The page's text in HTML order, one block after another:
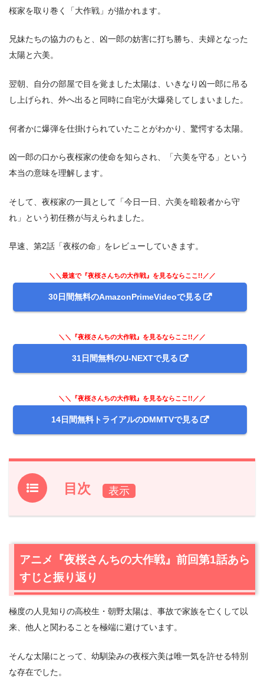
桜家を取り巻く「大作戦」が描かれます。
兄妹たちの協力のもと、凶一郎の妨害に打ち勝ち、夫婦となった
太陽と六美。
翌朝、自分の部屋で目を覚ました太陽は、いきなり凶一郎に吊る
し上げられ、外へ出ると同時に自宅が大爆発してしまいました。
何者かに爆弾を仕掛けられていたことがわかり、驚愕する太陽。
凶一郎の口から夜桜家の使命を知らされ、「六美を守る」という
本当の意味を理解します。
そして、夜桜家の一員として「今日一日、六美を暗殺者から守
れ」という初任務が与えられました。
早速、第2話「夜桜の命」をレビューしていきます。
＼＼最速で『夜桜さんちの大作戦』を見るならここ!!／／
30日間無料のAmazonPrimeVideoで見る
＼＼『夜桜さんちの大作戦』を見るならここ!!／／
31日間無料のU-NEXTで見る
＼＼『夜桜さんちの大作戦』を見るならここ!!／／
14日間無料トライアルのDMMTVで見る
目次
1.アニメ『夜桜さんちの大作戦』前回第1話あらすじと振り
【ネタバレあり】アニメ『夜桜さんちの大作戦』第2話
あらすじ・感想
2.1夜桜家の使命
2.3六美を守るということ
2.4”家族”の信頼
3.アニメ『夜桜さんちの大作戦』第2話まとめ
アニメ『夜桜さんちの大作戦』前回第1話あら
すじと振り返り
極度の人見知りの高校生・朝野太陽は、事故で家族を亡くして以
来、他人と関わることを極端に避けています。
そんな太陽にとって、幼馴染みの夜桜六美は唯一気を許せる特別
な存在でした。